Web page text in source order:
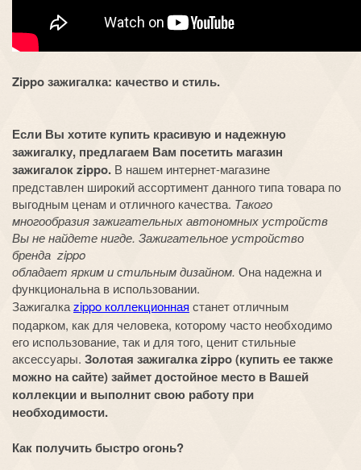
Zippo зажигалка: качество и стиль.
Если Вы хотите купить красивую и надежную
зажигалку, предлагаем Вам посетить магазин
зажигалок zippo. В нашем интернет-магазине
представлен широкий ассортимент данного типа товара по
выгодным ценам и отличного качества. Такого
многообразия зажигательных автономных устройств
Вы не найдете нигде. Зажигательное устройство
бренда zippo
обладает ярким и стильным дизайном. Она надежна и
функциональна в использовании.
Зажигалкаzippo коллекционная станет отличным
подарком, как для человека, которому часто необходимо
его использование, так и для того, ценит стильные
аксессуары. Золотая зажигалка zippo (купить ее также
можно на сайте) займет достойное место в Вашей
коллекции и выполнит свою работу при
необходимости.
Как получить быстро огонь?